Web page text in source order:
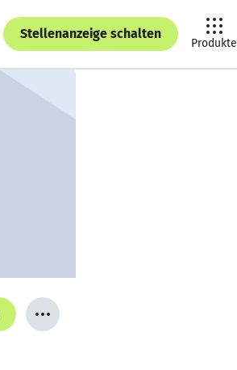
Stellenanzeige schalten
Produkte